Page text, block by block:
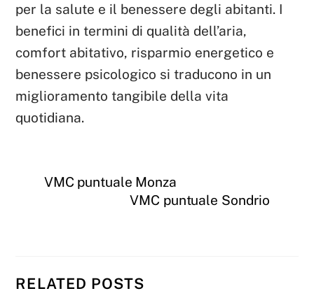
per la salute e il benessere degli abitanti. I
benefici in termini di qualità dell’aria,
comfort abitativo, risparmio energetico e
benessere psicologico si traducono in un
miglioramento tangibile della vita
quotidiana.
VMC puntuale Monza
VMC puntuale Sondrio
RELATED POSTS